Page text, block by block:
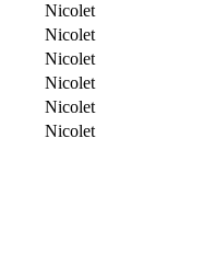
Nicolet
Nicolet
Nicolet
Nicolet
Nicolet
Nicolet